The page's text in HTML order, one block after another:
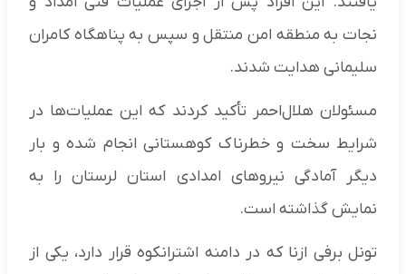
نجات به منطقه امن منتقل و سپس به پناهگاه کامران
سلیمانی هدایت شدند.
مسئولان هلال‌احمر تأکید کردند که این عملیات‌ها در
شرایط سخت و خطرناک کوهستانی انجام شده و بار
دیگر آمادگی نیروهای امدادی استان لرستان را به
نمایش گذاشته است.
تونل برفی ازنا که در دامنه اشترانکوه قرار دارد، یکی از